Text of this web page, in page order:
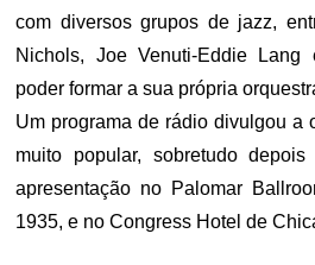
com diversos grupos de jazz,
Nichols, Joe Venuti-Eddie Lang
poder formar a sua própria
Um programa de rádio divulgou a
muito popular, sobretudo
apresentação no Palomar
1935, e no Congress Hotel de